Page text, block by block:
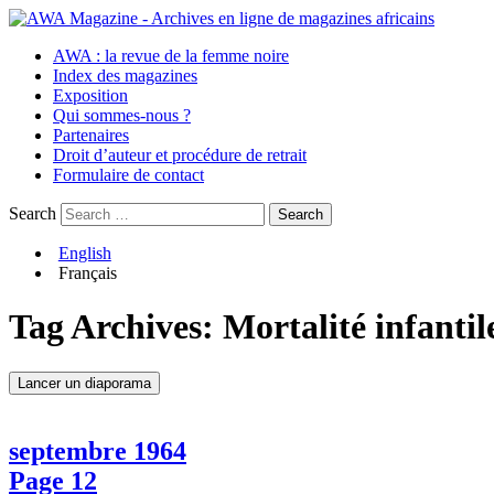
AWA : la revue de la femme noire
Index des magazines
Exposition
Qui sommes-nous ?
Partenaires
Droit d’auteur et procédure de retrait
Formulaire de contact
Search
English
Français
Tag Archives: Mortalité
Lancer un diaporama
septembre 1964
Page 12